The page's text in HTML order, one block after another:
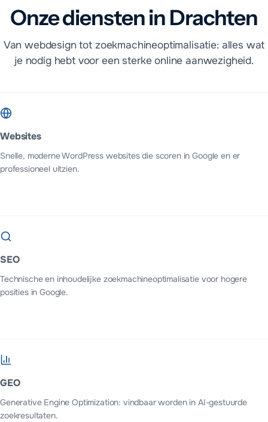
Onze diensten in Drachten
Van webdesign tot zoekmachineoptimalisatie: alles wat
je nodig hebt voor een sterke online aanwezigheid.
Websites
Snelle, moderne WordPress websites die scoren in Google en er
professioneel uitzien.
SEO
Technische en inhoudelijke zoekmachineoptimalisatie voor hogere
posities in Google.
GEO
Generative Engine Optimization: vindbaar worden in AI-gestuurde
zoekresultaten.